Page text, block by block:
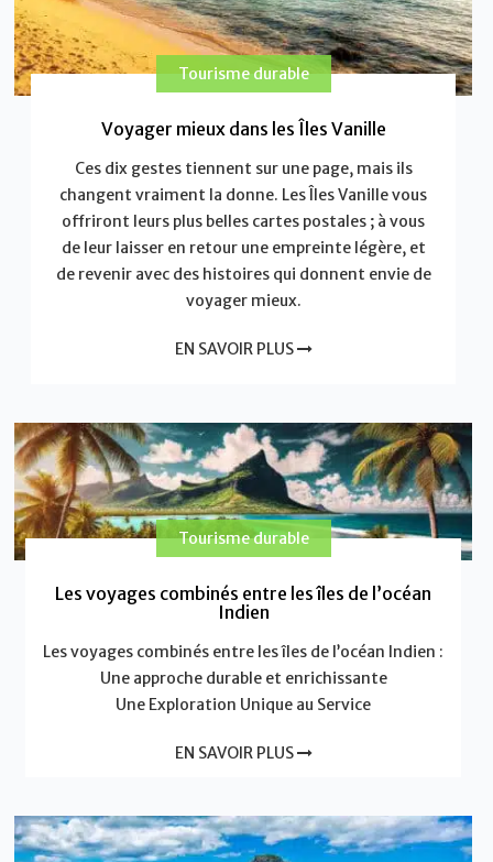
Tourisme durable
Voyager mieux dans les Îles Vanille
Ces dix gestes tiennent sur une page, mais ils
changent vraiment la donne. Les Îles Vanille vous
offriront leurs plus belles cartes postales ; à vous
de leur laisser en retour une empreinte légère, et
de revenir avec des histoires qui donnent envie de
voyager mieux.
EN SAVOIR PLUS
Tourisme durable
Les voyages combinés entre les îles de l’océan
Indien
Les voyages combinés entre les îles de l’océan Indien :
Une approche durable et enrichissante
Une Exploration Unique au Service
EN SAVOIR PLUS